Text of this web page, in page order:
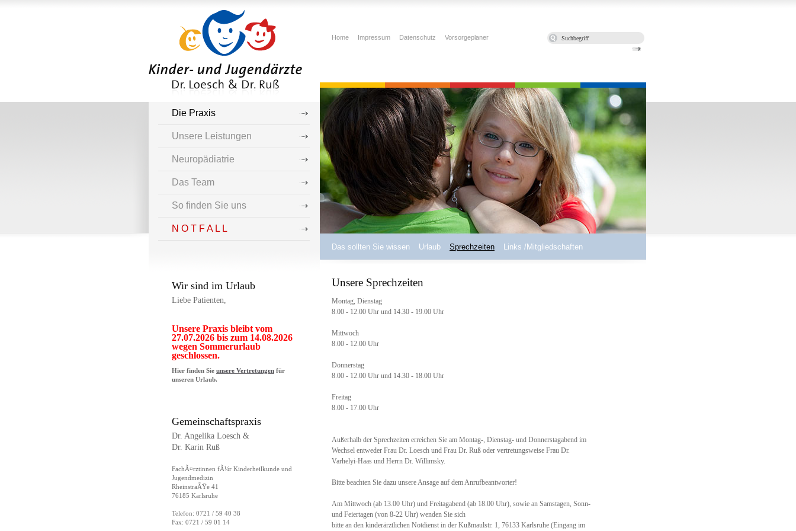
Die Praxis
Unsere Leistungen
Neuropädiatrie
Das Team
So finden Sie uns
N O T F A L L
Wir sind im Urlaub
Liebe Patienten,
Unsere Praxis bleibt vom
27.07.2026 bis zum 14.08.2026
wegen Sommerurlaub
geschlossen.
Hier finden Sie unsere Vertretungen für
unseren Urlaub.
Gemeinschaftspraxis
Dr. Angelika Loesch &
Dr. Karin Ruß
FachÃ¤rztinnen fÃ¼r Kinderheilkunde und
Jugendmedizin
RheinstraÃŸe 41
76185 Karlsruhe
Telefon: 0721 / 59 40 38
Fax: 0721 / 59 01 14
Home Impressum Datenschutz Vorsorgeplaner
Das sollten Sie wissen Urlaub Sprechzeiten Links /Mitgliedschaften
Unsere Sprechzeiten
Montag, Dienstag
8.00 - 12.00 Uhr und 14.30 - 19.00 Uhr
Mittwoch
8.00 - 12.00 Uhr
Donnerstag
8.00 - 12.00 Uhr und 14.30 - 18.00 Uhr
Freitag
8.00 - 17.00 Uhr
Außerhalb der Sprechzeiten erreichen Sie am Montag-, Dienstag- und Donnerstagabend im
Wechsel entweder Frau Dr. Loesch und Frau Dr. Ruß oder vertretungsweise Frau Dr.
Varhelyi-Haas und Herrn Dr. Willimsky.
Bitte beachten Sie dazu unsere Ansage auf dem Anrufbeantworter!
Am Mittwoch (ab 13.00 Uhr) und Freitagabend (ab 18.00 Uhr), sowie an Samstagen, Sonn-
und Feiertagen (von 8-22 Uhr) wenden Sie sich
bitte an den kinderärztlichen Notdienst in der Kußmaulstr. 1, 76133 Karlsruhe (Eingang im